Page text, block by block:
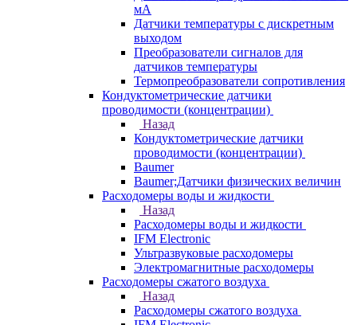
мА
Датчики температуры с дискретным
выходом
Преобразователи сигналов для
датчиков температуры
Термопреобразователи сопротивления
Кондуктометрические датчики
проводимости (концентрации)
Назад
Кондуктометрические датчики
проводимости (концентрации)
Baumer
Baumer;Датчики физических величин
Расходомеры воды и жидкости
Назад
Расходомеры воды и жидкости
IFM Electronic
Ультразвуковые расходомеры
Электромагнитные расходомеры
Расходомеры сжатого воздуха
Назад
Расходомеры сжатого воздуха